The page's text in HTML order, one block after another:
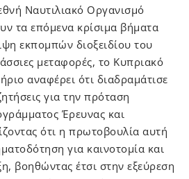
Ναυτιλιακό Οργανισμό
τα επόμενα κρίσιμα βήματα
εκπομπών διοξειδίου του
μεταφορές, το Κυπριακό
αναφέρει ότι διαδραμάτισε
για την πρόταση
Έρευνας και
ότι η πρωτοβουλία αυτή
για καινοτομία και
βοηθώντας έτσι στην εξεύρεση